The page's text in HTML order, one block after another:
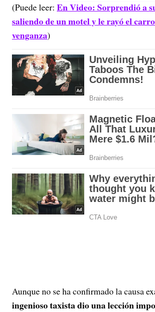
(Puede leer: En Video: Sorprendió a
saliendo de un motel y le rayó el
venganza)
Aunque no se ha confirmado la causa
ingenioso taxista dio una lección